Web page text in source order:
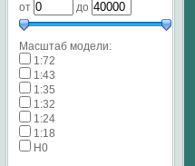
от
до
Масштаб модели:
1:72
1:43
1:35
1:32
1:24
1:18
H0